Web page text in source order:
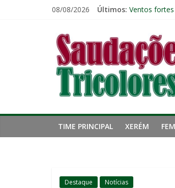
08/08/2026 Últimos: Ventos
John
Fluminense
Saudações
Tricolores
TIME PRINCIPAL XERÉM
Destaque Notícias